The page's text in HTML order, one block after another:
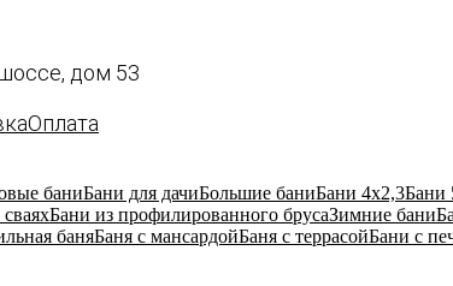
дом 53
Оплата
баниБани для дачиБольшие баниБани 4х2,3Бани
Бани из профилированного брусаЗимние бани
баняБаня с мансардойБаня с террасойБани с